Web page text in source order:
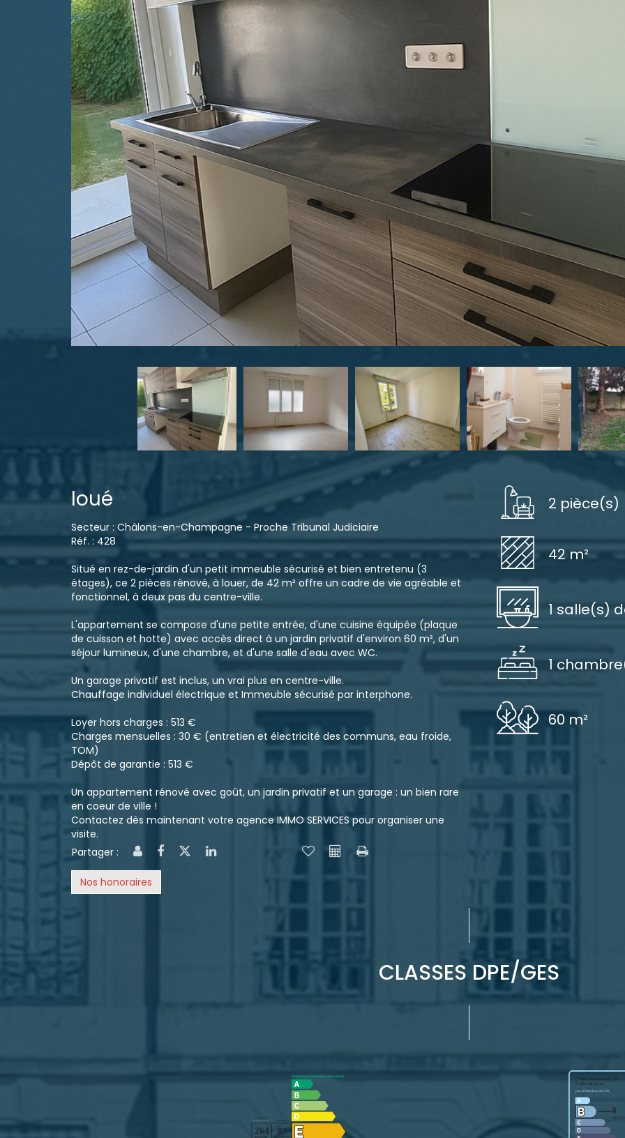
loué
Secteur : Châlons-en-Champagne - Proche Tribunal Judiciaire
Réf. : 428
Situé en rez-de-jardin d'un petit immeuble sécurisé et bien entretenu (3
étages), ce 2 pièces rénové, à louer, de 42 m² offre un cadre de vie agréable et
fonctionnel, à deux pas du centre-ville.
L'appartement se compose d'une petite entrée, d'une cuisine équipée (plaque
de cuisson et hotte) avec accès direct à un jardin privatif d'environ 60 m², d'un
séjour lumineux, d'une chambre, et d'une salle d'eau avec WC.
Un garage privatif est inclus, un vrai plus en centre-ville.
Chauffage individuel électrique et Immeuble sécurisé par interphone.
Loyer hors charges : 513 €
Charges mensuelles : 30 € (entretien et électricité des communs, eau froide,
TOM)
Dépôt de garantie : 513 €
Un appartement rénové avec goût, un jardin privatif et un garage : un bien rare
en coeur de ville !
Contactez dès maintenant votre agence IMMO SERVICES pour organiser une
visite.
Partager :
Nos honoraires
2 pièce(s)
42 m²
1 salle(s)
1
60 m²
CLASSES DPE/GES